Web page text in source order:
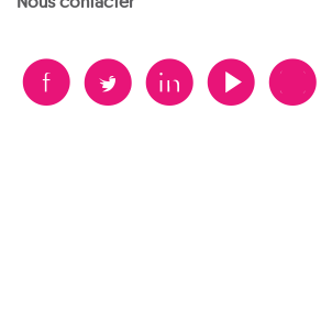
B A D F V